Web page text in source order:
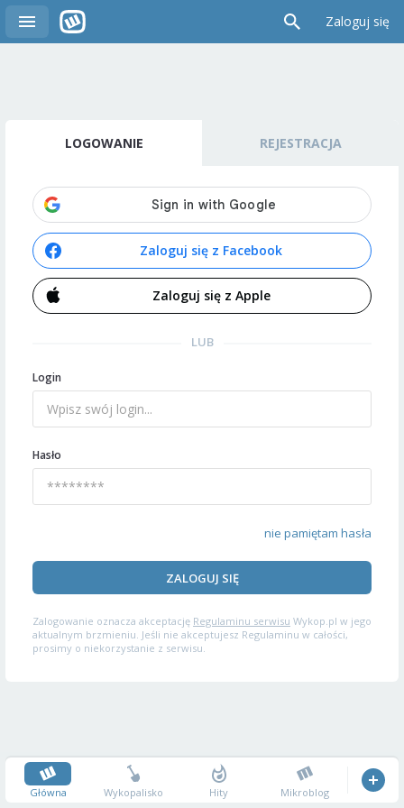
Zaloguj się
LOGOWANIE REJESTRACJA
Zaloguj się z Facebook
Zaloguj się z Apple
LUB
Login
Hasło
nie pamiętam hasła
ZALOGUJ SIĘ
Zalogowanie oznacza akceptację Regulaminu serwisu Wykop.pl w jego
aktualnym brzmieniu. Jeśli nie akceptujesz Regulaminu w całości,
prosimy o niekorzystanie z serwisu.
Główna Wykopalisko Hity Mikroblog